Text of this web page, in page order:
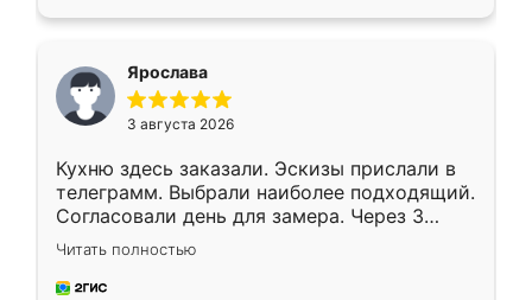
Ярослава
3 августа 2026
Кухню здесь заказали. Эскизы прислали в
телеграмм. Выбрали наиболее подходящий.
Согласовали день для замера. Через 3
недели кухня была уже готова. Остались
довольны работой. Спасибо Ренессанс
мебель за качественную работу!
Читать полностью